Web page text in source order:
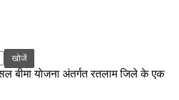
बीमा योजना अंतर्गत रतलाम जिले के एक